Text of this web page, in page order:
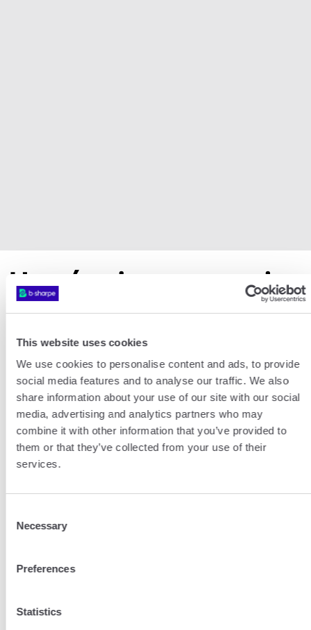
This website uses cookies
We use cookies to personalise content and ads, to provide
social media features and to analyse our traffic. We also
share information about your use of our site with our social
media, advertising and analytics partners who may
combine it with other information that you’ve provided to
them or that they’ve collected from your use of their
services.
Selection
Necessary
Preferences
Statistics
Une équipe genevoise
à votre écoute
questions et vous accompagner dans vos opérations
de change,du lundi au vendredi, de 9h à 18h.